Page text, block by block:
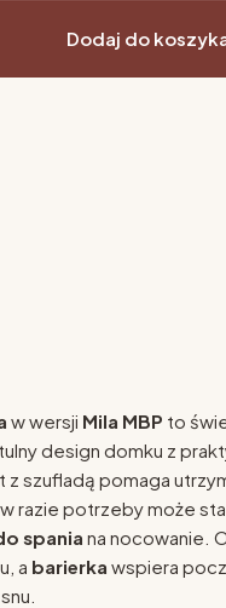
Dodaj do
w wersji Mila MBP to
design domku z
z szufladą pomaga
razie potrzeby może
spania na nocowanie.
a barierka wspiera